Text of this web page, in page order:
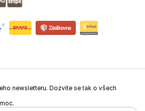
newsletteru. Dozvíte se tak o všech